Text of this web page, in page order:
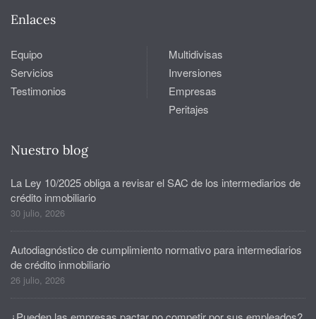
Enlaces
Equipo
Servicios
Testimonios
Multidivisas
Inversiones
Empresas
Peritajes
Nuestro blog
La Ley 10/2025 obliga a revisar el SAC de los intermediarios de
crédito inmobiliario
30 julio, 2026
Autodiagnóstico de cumplimiento normativo para intermediarios
de crédito inmobiliario
26 julio, 2026